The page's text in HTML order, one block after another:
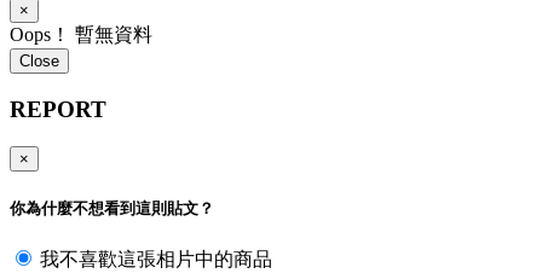
×
Oops！ 暫無資料
Close
REPORT
×
你為什麼不想看到這則貼文？
我不喜歡這張相片中的商品